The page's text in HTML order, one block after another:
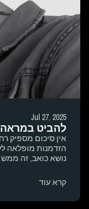
Jul 27, 2025
להביט
אין סיכום מספיק
הזדמנות מופלאה
נושא כואב, זה ממש
קרא עוד